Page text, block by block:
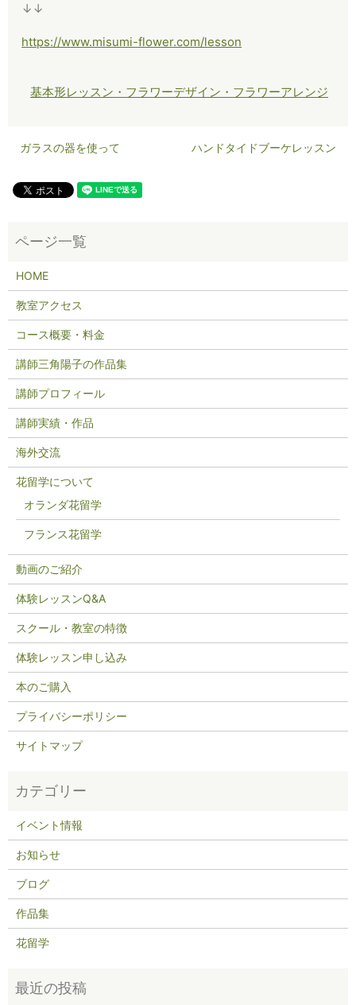
↓↓
https://www.misumi-flower.com/lesson
基本形レッスン・フラワーデザイン・フラワーアレンジ
ガラスの器を使って ハンドタイドブーケレッスン
HOME
教室アクセス
コース概要・料金
講師三角陽子の作品集
講師プロフィール
講師実績・作品
海外交流
花留学について
オランダ花留学
フランス花留学
動画のご紹介
体験レッスンQ&A
スクール・教室の特徴
体験レッスン申し込み
本のご購入
プライバシーポリシー
サイトマップ
イベント情報
お知らせ
ブログ
作品集
花留学